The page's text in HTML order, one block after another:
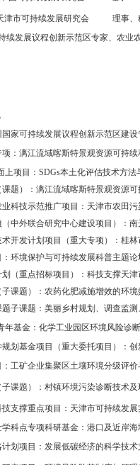
市可持续发展研究会
理事、
续发展议程创新示范区专家、农业
家可持续发展议程创新示范区建设
：漓江流域喀斯特景观资源可持
上项目： SDGs本土化评估技术方法
题）：漓江流域喀斯特景观资源
科技示范推广项目：天津市农田
中外联合研究中心建设项目）：
开发计划项目（重大专项）：桂
环境保护与可持续发展科普主题论
（重点招标项目）：科技支撑天津
课题）： 农药化肥减施增效的环境
子课题：美丽乡村规划、调查监
年基金：化学工业园区环境风险诊
规划基金项目（重大委托项目）：
工矿企业集聚区土壤环境分级评价
课题）：村镇环境污染诊断技术
技支撑重点项目：天津市可持续发展
科点专项科研基金：港口及近岸
划项目：发展低碳经济的科学技术